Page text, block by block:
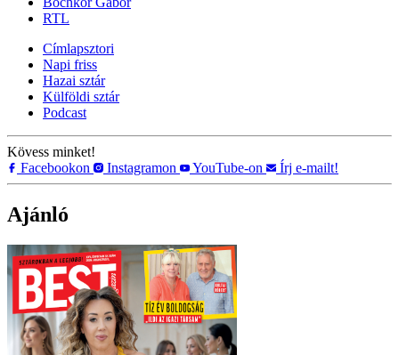
RTL
Címlapsztori
Napi friss
Hazai sztár
Külföldi sztár
Podcast
Kövess minket!
Facebookon
Instagramon YouTube-on Írj e-mailt!
Ajánló